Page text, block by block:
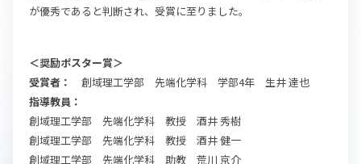
が優秀であると判断され、受賞に至りました。
＜奨励ポスター賞＞
受賞者：
創域理工学部 先端化学科 学部4年 生井 達也
指導教員：
創域理工学部 先端化学科 教授 酒井 秀樹
創域理工学部 先端化学科 教授 酒井 健一
創域理工学部 先端化学科 助教 荒川 京介